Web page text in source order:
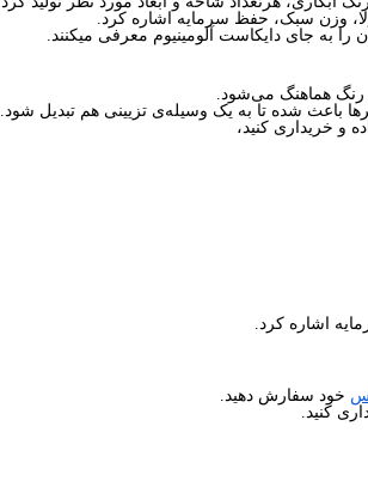
وزن سبک، حفظ سرمایه اشاره کرد.
را به جای دایکاست آلومینیوم معرفی میکنند.
رنگ هماهنگ می‌شود.
باعث شده تا به یک وسیله‌ی تزیینی هم تبدیل شود.
و خریداری کنید،
اشاره کرد.
خود سفارش دهید.
کنید.